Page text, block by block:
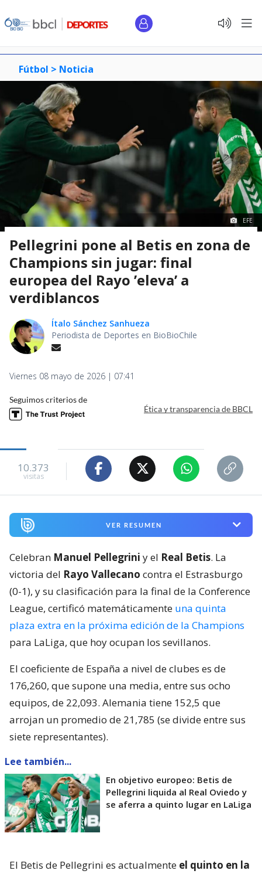
Fútbol > Noticia
EFE
Pellegrini pone al Betis en zona de
Champions sin jugar: final
europea del Rayo ’eleva’ a
verdiblancos
Ítalo Sánchez Sanhueza
Periodista de Deportes en BioBioChile
Viernes 08 mayo de 2026 | 07:41
Seguimos criterios de
Ética y transparencia de BBCL
10.373
visitas
VER RESUMEN
Celebran Manuel Pellegrini y el Real Betis. La
victoria del Rayo Vallecano contra el Estrasburgo
(0-1), y su clasificación para la final de la Conference
League, certificó matemáticamente una quinta
plaza extra en la próxima edición de la Champions
para LaLiga, que hoy ocupan los sevillanos.
El coeficiente de España a nivel de clubes es de
176,260, que supone una media, entre sus ocho
equipos, de 22,093. Alemania tiene 152,5 que
arrojan un promedio de 21,785 (se divide entre sus
siete representantes).
Lee también...
En objetivo europeo: Betis de
Pellegrini liquida al Real Oviedo y
se aferra a quinto lugar en LaLiga
El Betis de Pellegrini es actualmente el quinto en la